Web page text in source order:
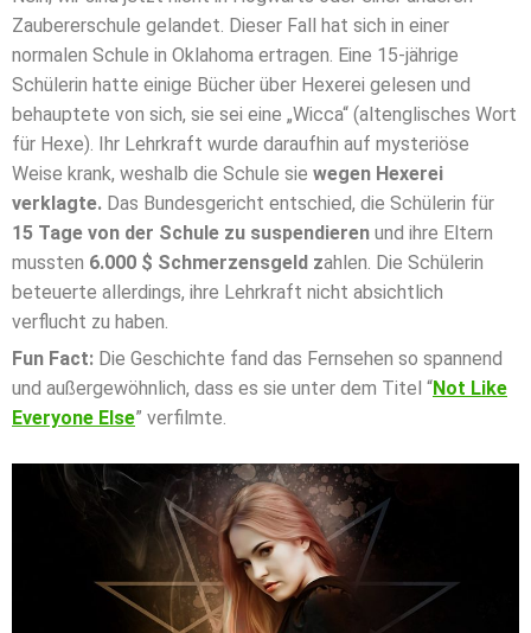
Zaubererschule gelandet. Dieser Fall hat sich in einer
normalen Schule in Oklahoma ertragen. Eine 15-jährige
Schülerin hatte einige Bücher über Hexerei gelesen und
behauptete von sich, sie sei eine „Wicca“ (altenglisches Wort
für Hexe). Ihr Lehrkraft wurde daraufhin auf mysteriöse
Weise krank, weshalb die Schule sie wegen Hexerei
verklagte. Das Bundesgericht entschied, die Schülerin für
15 Tage von der Schule zu suspendieren und ihre Eltern
mussten 6.000 $ Schmerzensgeld zahlen. Die Schülerin
beteuerte allerdings, ihre Lehrkraft nicht absichtlich
verflucht zu haben.
Fun Fact: Die Geschichte fand das Fernsehen so spannend
und außergewöhnlich, dass es sie unter dem Titel “Not Like
Everyone Else” verfilmte.